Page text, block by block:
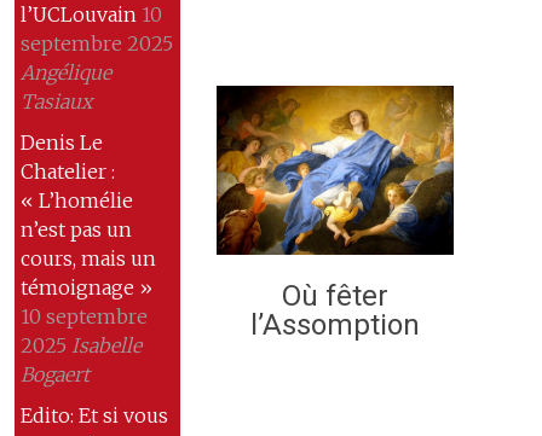
l’UCLouvain 10
septembre 2025
Angélique
Tasiaux
Denis Le
Chatelier :
« L’homélie
n’est pas un
cours, mais un
témoignage »
10 septembre
2025 Isabelle
Bogaert
Edito: Et si vous
Où fêter
l’Assomption